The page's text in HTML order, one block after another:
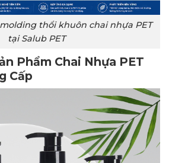
thổi khuôn chai nhựa PET
tại Salub PET
Phẩm Chai Nhựa PET
Cấp